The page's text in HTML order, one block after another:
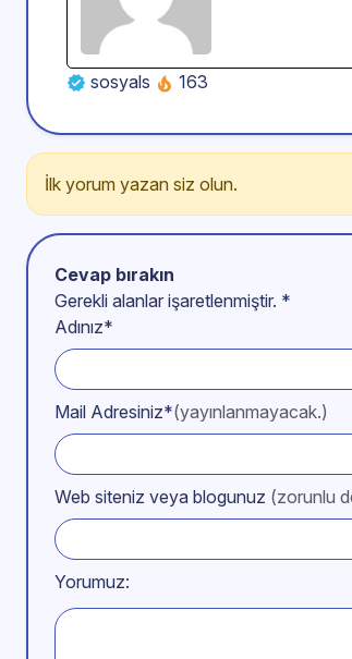
sosyals 163
İlk yorum yazan siz olun.
Cevap bırakın
Gerekli alanlar işaretlenmiştir. *
Adınız*
Mail Adresiniz*(yayınlanmayacak.)
Web siteniz veya blogunuz (zorunlu
Yorumuz: